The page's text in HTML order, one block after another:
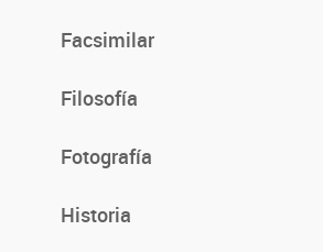
Facsimilar
Filosofía
Fotografía
Historia